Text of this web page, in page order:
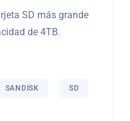
SD más grande
de 4TB.
SANDISK SD